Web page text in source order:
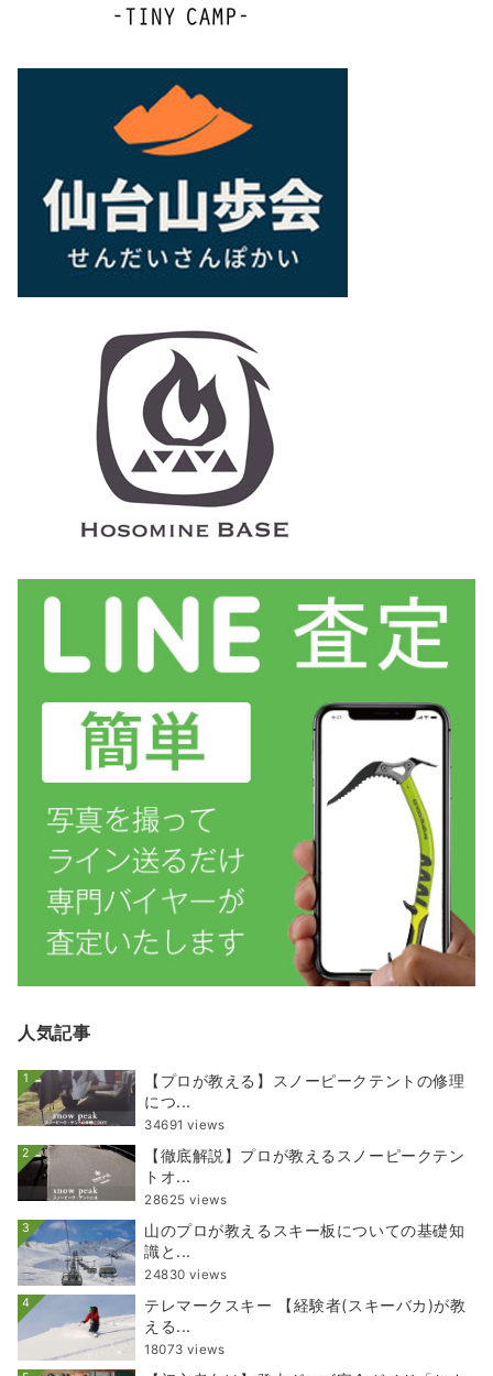
人気記事
1
【プロが教える】スノーピークテントの修理
につ...
34691 views
2
【徹底解説】プロが教えるスノーピークテン
トオ...
28625 views
3
山のプロが教えるスキー板についての基礎知
識と...
24830 views
4
テレマークスキー 【経験者(スキーバカ)が教
える...
18073 views